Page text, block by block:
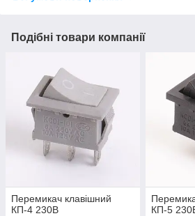
Подібні товари компанії
Перемикач клавішний
КП-4 230В
КП-5